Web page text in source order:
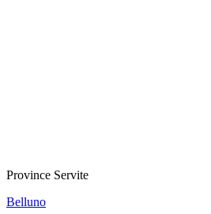
Province Servite
Belluno